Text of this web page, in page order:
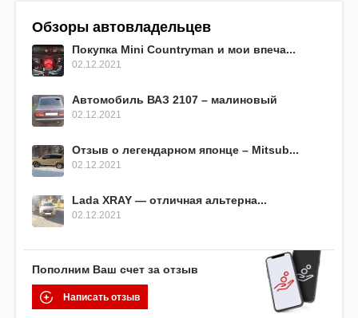
Обзоры автовладельцев
Покупка Mini Countryman и мои впеча...
02.12.2021
Автомобиль ВАЗ 2107 – малиновый
02.12.2021
Отзыв о легендарном японце – Mitsub...
02.12.2021
Lada XRAY — отличная альтерна...
02.12.2021
Пополним Ваш счет за отзыв
Написать отзыв